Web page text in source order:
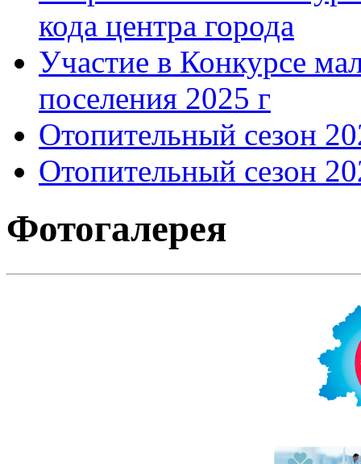
кода центра города
Участие в Конкурсе
поселения 2025 г
Отопительный сезон
Отопительный сезон
Фотогалерея